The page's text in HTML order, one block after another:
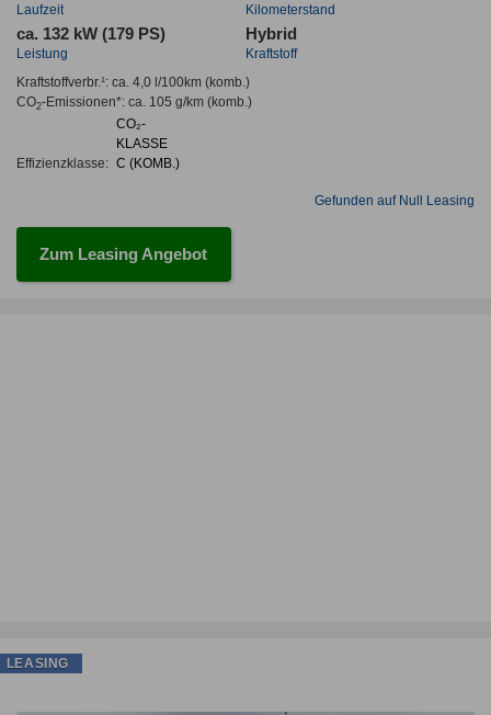
Laufzeit Kilometerstand
ca. 132 kW (179 PS)
Leistung
Hybrid
Kraftstoff
Kraftstoffverbr.¹: ca. 4,0 l/100km(komb.)
CO2-Emissionen*: ca. 105 g/km(komb.)
Effizienzklasse:
CO₂-
KLASSE
C (KOMB.)
Gefunden auf Null Leasing
Zum Leasing Angebot
LEASING